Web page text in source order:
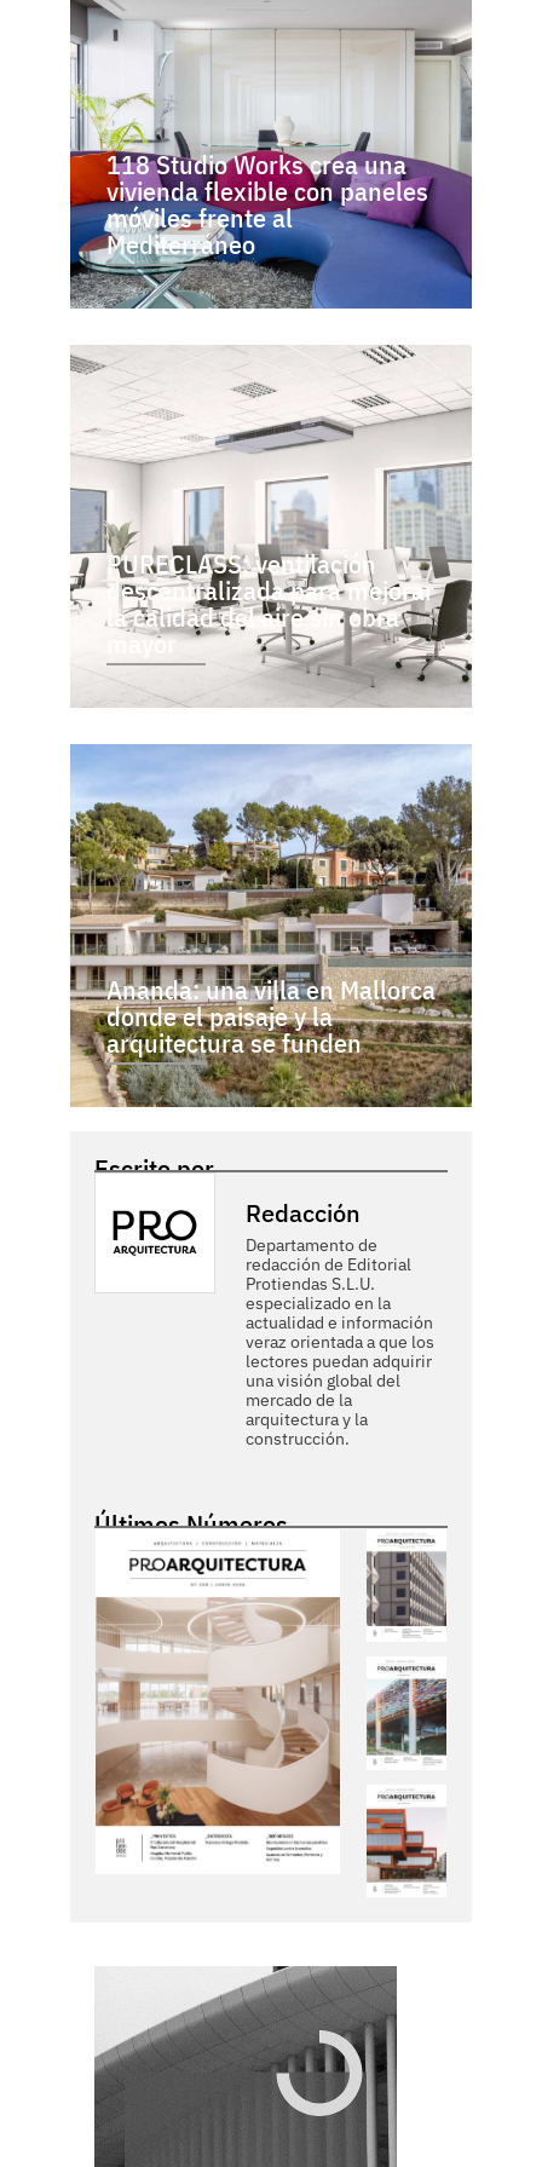
118 Studio Works crea una
vivienda flexible con paneles
móviles frente al
Mediterráneo
PURECLASS: ventilación
descentralizada para mejorar
la calidad del aire sin obra
mayor
Ananda: una villa en Mallorca
donde el paisaje y la
arquitectura se funden
Escrito por
Redacción
Departamento de
redacción de Editorial
Protiendas S.L.U.
especializado en la
actualidad e información
veraz orientada a que los
lectores puedan adquirir
una visión global del
mercado de la
arquitectura y la
construcción.
Últimos Números